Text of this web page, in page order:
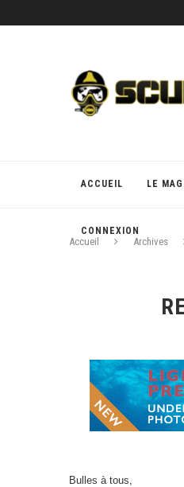
ACCUEIL LE MAG
CONNEXION
Accueil Archives
Bulles à tous,